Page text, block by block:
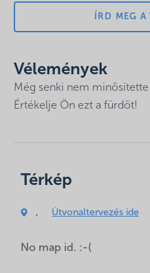
ÍRD MEG A
Vélemények
Még senki nem
Értékelje Ön ezt a fürdőt!
mezőket*karakterrel
Hozzászólás*
Térkép
, Útvonaltervezés ide
No map id. :-(